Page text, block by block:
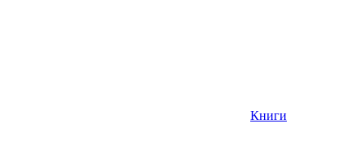
Книги